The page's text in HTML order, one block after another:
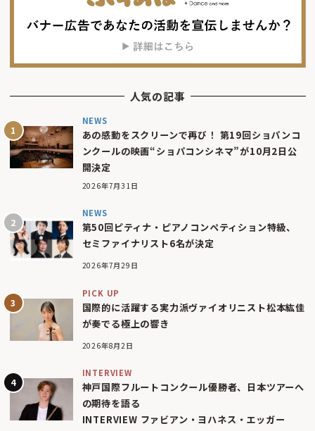
人気の記事
NEWS
あの感動をスクリーンで再び！ 第19回ショパンコ
ンクールの映画“ショパコンシネマ”が10月2日公
開決定
2026年7月31日
NEWS
第50回ピティナ・ピアノコンペティション特級、
セミファイナリスト6名が決定
2026年7月29日
PICK UP
国際的に活躍する実力派ヴァイオリニスト松本紘佳
が奏でる極上の響き
2026年8月2日
INTERVIEW
神戸国際フルートコンクール優勝者、日本ツアーへ
の期待を語る
INTERVIEW ファビアン・ヨハネス・エッガー